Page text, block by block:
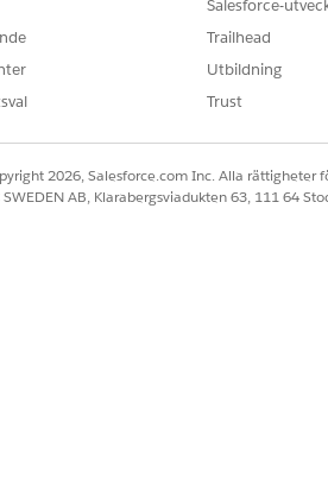
Salesforce-
Trailhead
Utbildning
Trust
2026, Salesforce.com Inc. Alla rättigheter
SWEDEN AB, Klarabergsviadukten 63, 111 64